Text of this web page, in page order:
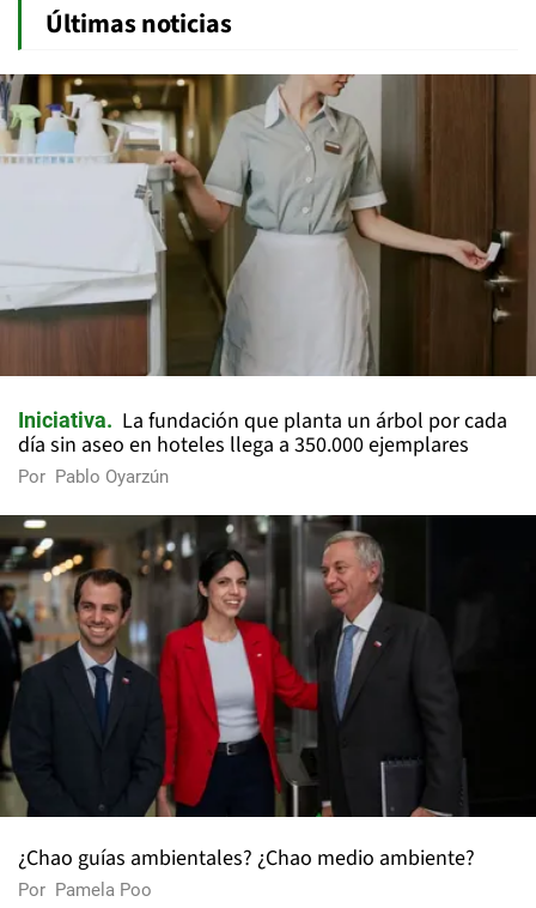
Últimas noticias
Iniciativa
La fundación que planta un árbol por cada
día sin aseo en hoteles llega a 350.000 ejemplares
Por Pablo Oyarzún
¿Chao guías ambientales? ¿Chao medio ambiente?
Por Pamela Poo